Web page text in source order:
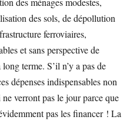
des sols, de dépollution
ferroviaires,
et sans perspective de
terme. S’il n’y a pas de
dépenses indispensables non
verront pas le jour parce que
pas les financer ! La